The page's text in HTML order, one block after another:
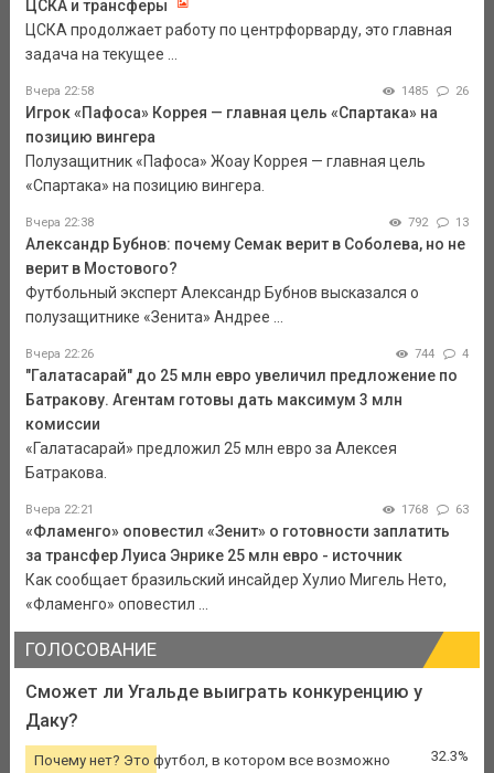
ЦСКА и трансферы
ЦСКА продолжает работу по центрфорварду, это главная
задача на текущее ...
Вчера 22:58 1485 26
Игрок «Пафоса» Коррея — главная цель «Спартака» на
позицию вингера
Полузащитник «Пафоса» Жоау Коррея — главная цель
«Спартака» на позицию вингера.
Вчера 22:38 792 13
Александр Бубнов: почему Семак верит в Соболева, но не
верит в Мостового?
Футбольный эксперт Александр Бубнов высказался о
полузащитнике «Зенита» Андрее ...
Вчера 22:26 744 4
"Галатасарай" до 25 млн евро увеличил предложение по
Батракову. Агентам готовы дать максимум 3 млн
комиссии
«Галатасарай» предложил 25 млн евро за Алексея
Батракова.
Вчера 22:21 1768 63
«Фламенго» оповестил «Зенит» о готовности заплатить
за трансфер Луиса Энрике 25 млн евро - источник
Как сообщает бразильский инсайдер Хулио Мигель Нето,
«Фламенго» оповестил ...
ГОЛОСОВАНИЕ
Сможет ли Угальде выиграть конкуренцию у
Даку?
Почему нет? Это футбол, в котором все возможно 32.3%